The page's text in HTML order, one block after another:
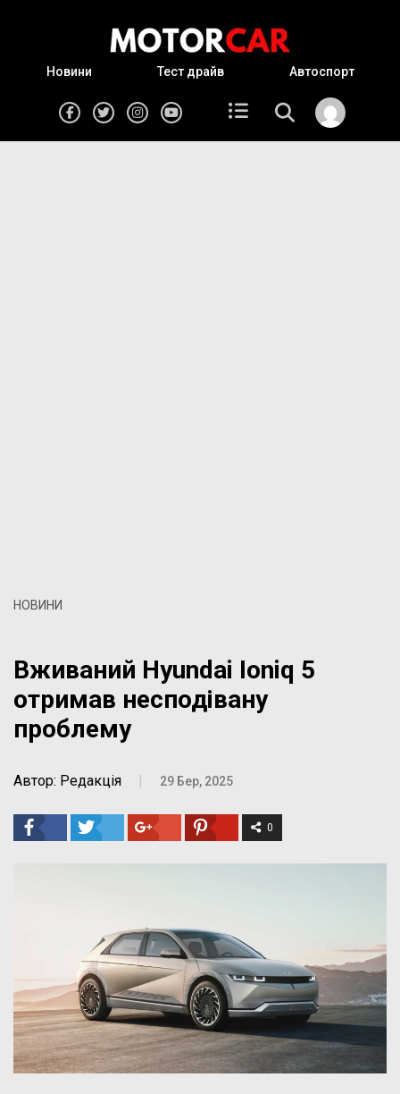
Новини Тест драйв Автоспорт
НОВИНИ
Вживаний Hyundai Ioniq 5
отримав несподівану
проблему
Автор: Редакція | 29 Бер, 2025
0